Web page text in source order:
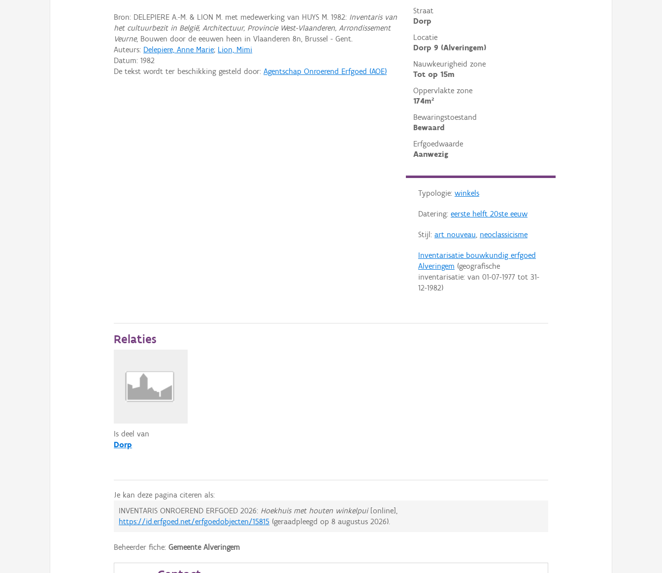
Straat
Dorp
Locatie
Dorp 9 (Alveringem)
Nauwkeurigheid zone
Tot op 15m
Oppervlakte zone
174m²
Bewaringstoestand
Bewaard
Erfgoedwaarde
Aanwezig
Typologie: winkels
Datering: eerste helft 20ste eeuw
Stijl: art nouveau, neoclassicisme
Inventarisatie bouwkundig erfgoed
Alveringem (geografische
inventarisatie: van 01-07-1977tot 31-
12-1982)
Bron: DELEPIERE A.-M. & LION M. met medewerking van HUYS M. 1982: Inventaris van
het cultuurbezit in België, Architectuur, Provincie West-Vlaanderen, Arrondissement
Veurne, Bouwen door de eeuwen heen in Vlaanderen 8n, Brussel - Gent.
Auteurs: Delepiere, Anne Marie; Lion, Mimi
Datum:1982
De tekst wordt ter beschikking gesteld door:Agentschap Onroerend Erfgoed (AOE)
Relaties
Is deel van
Dorp
Je kan deze pagina citeren als:
INVENTARIS ONROEREND ERFGOED 2026: Hoekhuis met houten winkelpui[online],
https://id.erfgoed.net/erfgoedobjecten/15815 (geraadpleegd op8 augustus 2026).
Beheerder fiche:Gemeente Alveringem